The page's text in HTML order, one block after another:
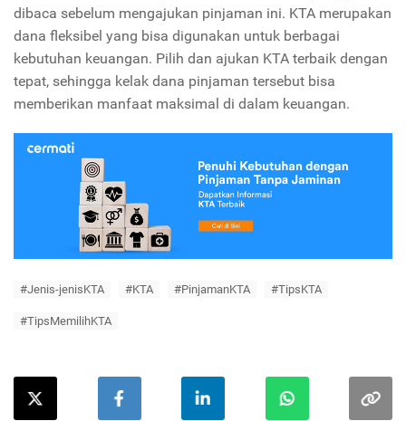
dibaca sebelum mengajukan pinjaman ini. KTA merupakan
dana fleksibel yang bisa digunakan untuk berbagai
kebutuhan keuangan. Pilih dan ajukan KTA terbaik dengan
tepat, sehingga kelak dana pinjaman tersebut bisa
memberikan manfaat maksimal di dalam keuangan.
#Jenis-jenisKTA #KTA #PinjamanKTA #TipsKTA
#TipsMemilihKTA